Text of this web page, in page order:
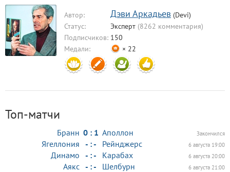
Автор: Дэви Аркадьев (Devi)
Статус:
Эксперт (8262 комментария)
Подписчиков: 150
Медали:
× 22
Топ-матчи
Бранн Аполлон
0 : 1 Закончился
Ягеллония Рейнджерс
- : - 6 августа 19:00
Динамо Карабах
- : - 6 августа 20:00
Аякс Шелбурн
- : - 6 августа 21:00